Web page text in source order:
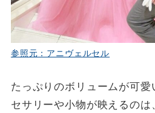
参照元：アニヴェルセル
たっぷりのボリュームが可
セサリーや小物が映えるの